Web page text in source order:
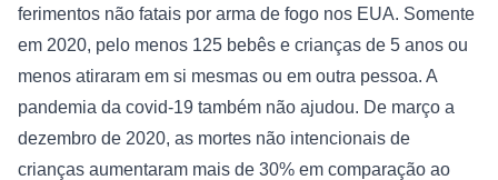
ferimentos não fatais por arma de fogo nos EUA. Somente
em 2020, pelo menos 125 bebês e crianças de 5 anos ou
menos atiraram em si mesmas ou em outra pessoa. A
pandemia da covid-19 também não ajudou. De março a
dezembro de 2020, as mortes não intencionais de
crianças aumentaram mais de 30% em comparação ao